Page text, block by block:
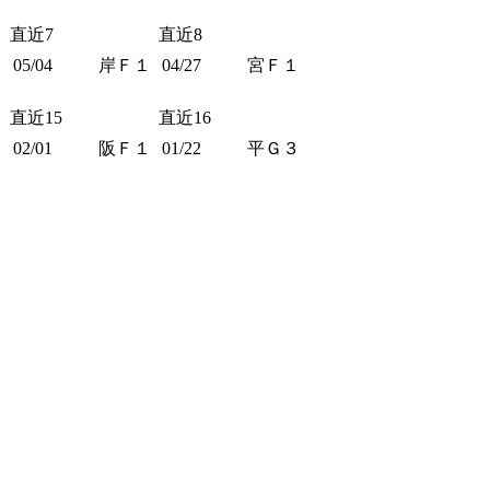
直近7
直近8
05/04
岸Ｆ１ 04/27 宮Ｆ１
直近15
直近16
02/01
阪Ｆ１ 01/22 平Ｇ３